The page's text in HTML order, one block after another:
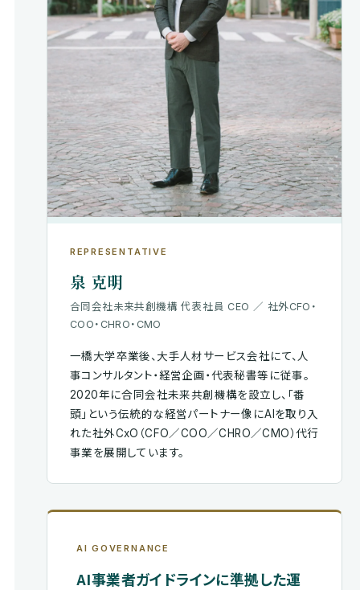
REPRESENTATIVE
泉 克明
合同会社未来共創機構 代表社員 CEO ／ 社外CFO・
COO・CHRO・CMO
一橋大学卒業後、大手人材サービス会社にて、人
事コンサルタント・経営企画・代表秘書等に従事。
2020年に合同会社未来共創機構を設立し、「番
頭」という伝統的な経営パートナー像にAIを取り入
れた社外CxO（CFO／COO／CHRO／CMO）代行
事業を展開しています。
AI GOVERNANCE
AI事業者ガイドラインに準拠した運